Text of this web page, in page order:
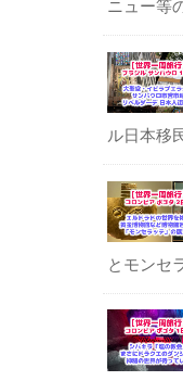
ニュー等
ル日本移
とモンセ